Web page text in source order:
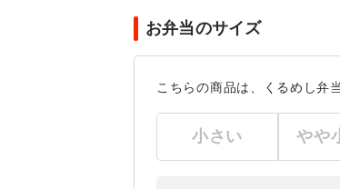
お弁当のサイズ
こちらの商品は、くるめし弁
小さい やや